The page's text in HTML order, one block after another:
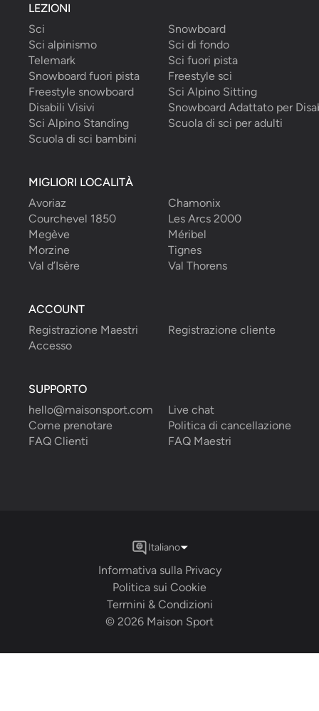
LEZIONI
Sci
Snowboard
Sci alpinismo
Sci di fondo
Telemark
Sci fuori pista
Snowboard fuori pista
Freestyle sci
Freestyle snowboard
Sci Alpino Sitting
Disabili Visivi
Snowboard Adattato per
Sci Alpino Standing
Scuola di sci per adulti
Scuola di sci bambini
MIGLIORI LOCALITÀ
Avoriaz
Chamonix
Courchevel 1850
Les Arcs 2000
Megève
Méribel
Morzine
Tignes
Val d’Isère
Val Thorens
ACCOUNT
Registrazione Maestri
Registrazione cliente
Accesso
SUPPORTO
hello@maisonsport.com
Live chat
Come prenotare
Politica di cancellazione
FAQ Clienti
FAQ Maestri
© 2026 Maison Sport
Termini & Condizioni
Politica sui Cookie
Informativa sulla Privacy
Italiano